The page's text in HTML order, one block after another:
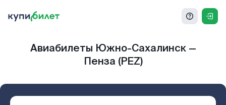
Авиабилеты Южно-Сахалинск —
Пенза (PEZ)